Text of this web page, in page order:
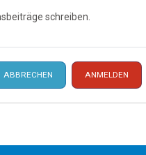
schreiben.
ABBRECHEN ANMELDEN